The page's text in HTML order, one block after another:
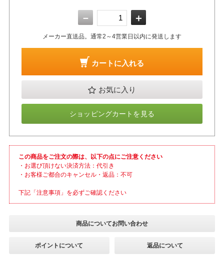
－ ＋
メーカー直送品。通常2～4営業日以内に発送します
カートに入れる
お気に入り
ショッピングカートを見る
この商品をご注文の際は、以下の点にご注意ください
・お選び頂けない決済方法：代引き
・お客様ご都合のキャンセル・返品：不可
下記「注意事項」を必ずご確認ください
商品についてお問い合わせ
ポイントについて 返品について